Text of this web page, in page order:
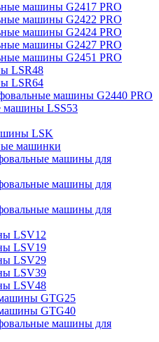
машины G2417 PRO
машины G2422 PRO
машины G2424 PRO
машины G2427 PRO
машины G2451 PRO
LSR48
LSR64
машины G2440 PRO
машины LSS53
LSK
машинки
машины для
машины для
машины для
LSV12
LSV19
LSV29
LSV39
LSV48
GTG25
GTG40
машины для